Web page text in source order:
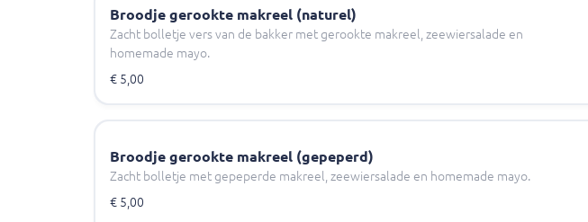
Broodje gerookte makreel (naturel)
Zacht bolletje vers van de bakker met gerookte makreel, zeewiersalade en
homemade mayo.
€ 5,00
Broodje gerookte makreel (gepeperd)
Zacht bolletje met gepeperde makreel, zeewiersalade en homemade mayo.
€ 5,00